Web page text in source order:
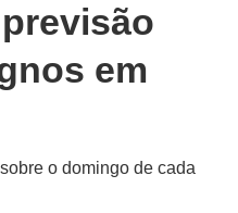
em
o domingo de cada